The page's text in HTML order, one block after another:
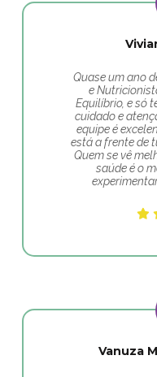
Quase um ano
e
Equilíbrio, e só
cuidado e
equipe é
está a frente de
Quem se vê
saúde é o
Vanuza